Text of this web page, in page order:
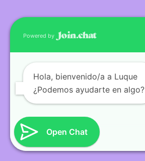
Powered by
Hola, bienvenido/a a Luque
¿Podemos ayudarte en algo?
Open Chat